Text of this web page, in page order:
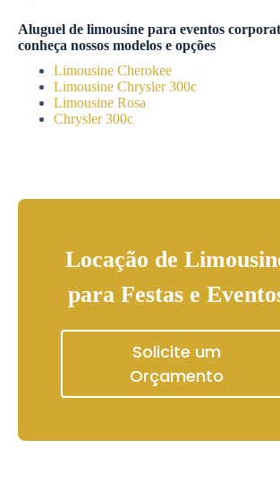
Aluguel de limousine para eventos
conheça nossos modelos e opções
Limousine Cherokee
Limousine Chrysler 300c
Limousine Rosa
Chrysler 300c
Locação de
para Festas e
Solicite um
Orçamento